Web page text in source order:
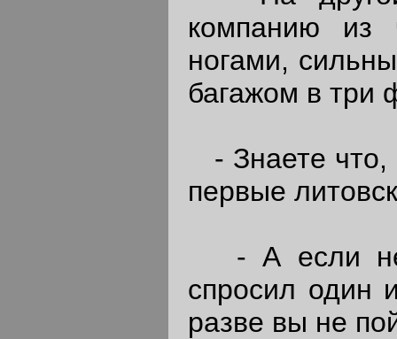
компанию из
ногами,
багажом в три
- Знаете что,
первые
- А если не
спросил один
разве вы не